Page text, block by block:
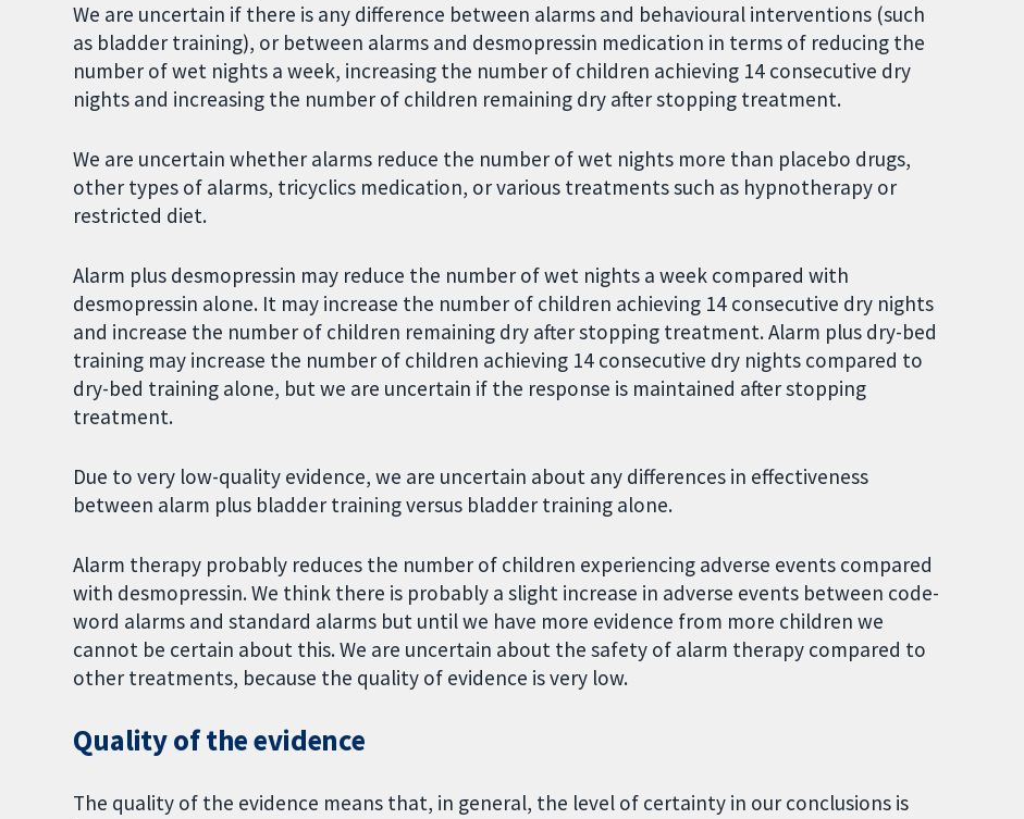
We are uncertain if there is any difference between alarms and behavioural interventions (such
as bladder training), or between alarms and desmopressin medication in terms of reducing the
number of wet nights a week, increasing the number of children achieving 14 consecutive dry
nights and increasing the number of children remaining dry after stopping treatment.
We are uncertain whether alarms reduce the number of wet nights more than placebo drugs,
other types of alarms, tricyclics medication, or various treatments such as hypnotherapy or
restricted diet.
Alarm plus desmopressin may reduce the number of wet nights a week compared with
desmopressin alone. It may increase the number of children achieving 14 consecutive dry nights
and increase the number of children remaining dry after stopping treatment. Alarm plus dry-bed
training may increase the number of children achieving 14 consecutive dry nights compared to
dry-bed training alone, but we are uncertain if the response is maintained after stopping
treatment.
Due to very low-quality evidence, we are uncertain about any differences in effectiveness
between alarm plus bladder training versus bladder training alone.
Alarm therapy probably reduces the number of children experiencing adverse events compared
with desmopressin. We think there is probably a slight increase in adverse events between code-
word alarms and standard alarms but until we have more evidence from more children we
cannot be certain about this. We are uncertain about the safety of alarm therapy compared to
other treatments, because the quality of evidence is very low.
Quality of the evidence
The quality of the evidence means that, in general, the level of certainty in our conclusions is